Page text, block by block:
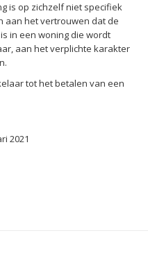
is op zichzelf niet specifiek
aan het vertrouwen dat de
in een woning die wordt
aan het verplichte karakter
tot het betalen van een
2021